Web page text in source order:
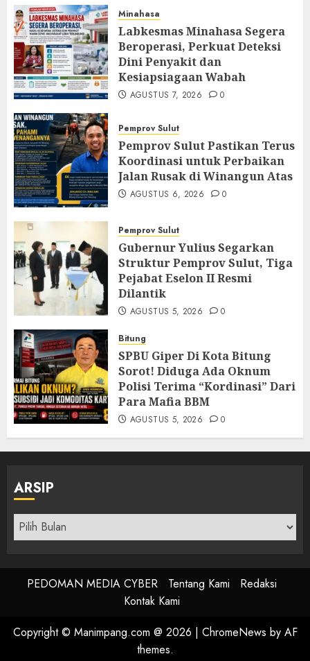
Minahasa
Labkesmas Minahasa Segera
Beroperasi, Perkuat Deteksi
Dini Penyakit dan
Kesiapsiagaan Wabah
AGUSTUS 7, 2026 0
Pemprov Sulut
Pemprov Sulut Pastikan Terus
Koordinasi untuk Perbaikan
Jalan Rusak di Winangun Atas
AGUSTUS 6, 2026 0
Pemprov Sulut
Gubernur Yulius Segarkan
Struktur Pemprov Sulut, Tiga
Pejabat Eselon II Resmi
Dilantik
AGUSTUS 5, 2026 0
Bitung
SPBU Giper Di Kota Bitung
Sorot! Diduga Ada Oknum
Polisi Terima “Kordinasi” Dari
Para Mafia BBM
AGUSTUS 5, 2026 0
ARSIP
Arsip
PEDOMAN MEDIA CYBER Tentang Kami
Redaksi
Kontak Kami
Copyright © Manimpang.com @ 2026 | ChromeNews by AF
themes.